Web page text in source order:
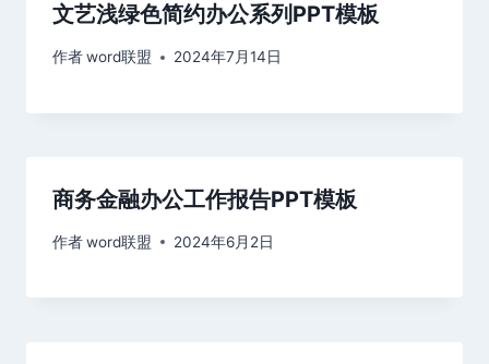
文艺浅绿色简约办公系列PPT模板
作者word联盟 2024年7月14日
商务金融办公工作报告PPT模板
作者word联盟 2024年6月2日